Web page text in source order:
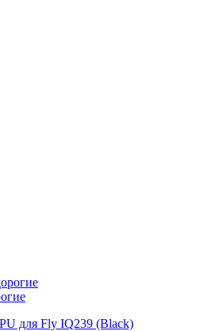
для Fly IQ239 (Black)